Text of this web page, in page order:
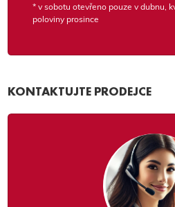
* v sobotu otevřeno pouze v dubnu,
poloviny prosince
KONTAKTUJTE PRODEJCE